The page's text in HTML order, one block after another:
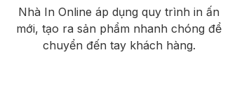
Nhà In Online áp dụng quy trình in ấn
mới, tạo ra sản phẩm nhanh chóng để
chuyển đến tay khách hàng.